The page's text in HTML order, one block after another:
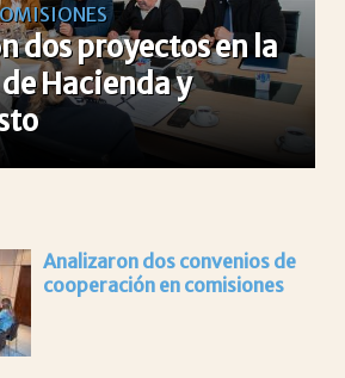
dos proyectos en la
Hacienda y
Analizaron dos convenios de
cooperación en comisiones